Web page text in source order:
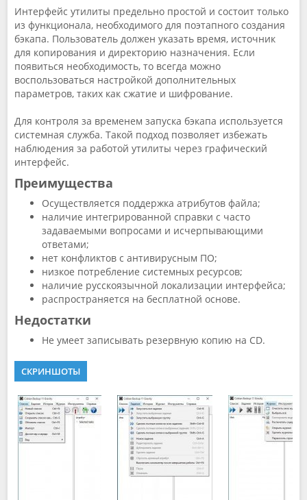
Интерфейс утилиты предельно простой и состоит только
из функционала, необходимого для поэтапного создания
бэкапа. Пользователь должен указать время, источник
для копирования и директорию назначения. Если
появиться необходимость, то всегда можно
воспользоваться настройкой дополнительных
параметров, таких как сжатие и шифрование.
Для контроля за временем запуска бэкапа используется
системная служба. Такой подход позволяет избежать
наблюдения за работой утилиты через графический
интерфейс.
Преимущества
Осуществляется поддержка атрибутов файла;
наличие интегрированной справки с часто
задаваемыми вопросами и исчерпывающими
ответами;
нет конфликтов с антивирусным ПО;
низкое потребление системных ресурсов;
наличие русскоязычной локализации интерфейса;
распространяется на бесплатной основе.
Недостатки
Не умеет записывать резервную копию на CD.
СКРИНШОТЫ